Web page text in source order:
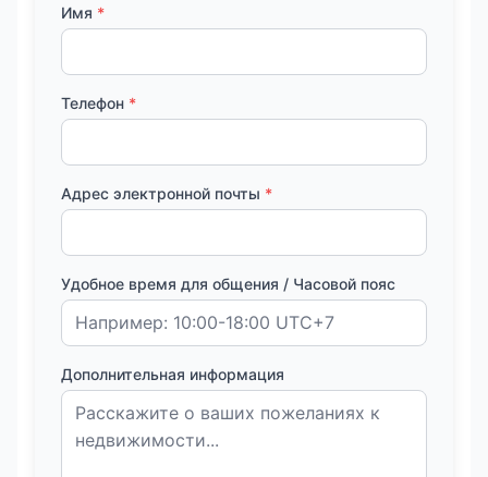
Имя *
Телефон *
Адрес электронной почты *
Удобное время для общения / Часовой пояс
Дополнительная информация